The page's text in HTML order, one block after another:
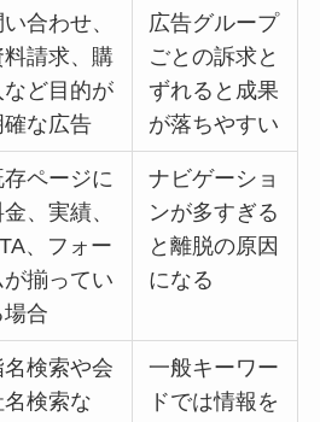
い合わせ、
料請求、購
など目的が
確な広告
広告グループ
ごとの訴求と
ずれると成果
が落ちやすい
存ページに
、実績、
、フォー
が揃ってい
場合
ナビゲーショ
ンが多すぎる
と離脱の原因
になる
名検索や会
名検索な
一般キーワー
ドでは情報を